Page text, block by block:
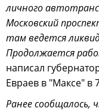
личного
Московский
там ведется
Продолжается
написал
Евраев в "Максе" в
Ранее